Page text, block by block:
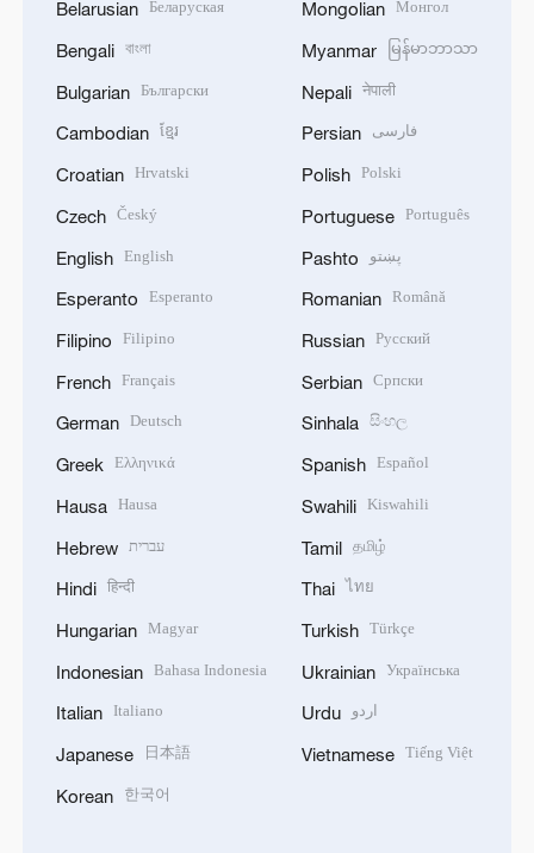
Belarusian Беларуская
Bengali বাংলা
Bulgarian Български
Cambodian ខ្មែរ
Croatian Hrvatski
Czech Český
English English
Esperanto Esperanto
Filipino Filipino
French Français
German Deutsch
Greek Ελληνικά
Hausa Hausa
Hebrew עברית
Hindi हिन्दी
Hungarian Magyar
Indonesian Bahasa Indonesia
Italian Italiano
Japanese 日本語
Korean 한국어
Mongolian Монгол
Myanmar မြန်မာဘာသာ
Nepali नेपाली
Persian فارسی
Polish Polski
Portuguese Português
Pashto پښتو
Romanian Română
Russian Русский
Serbian Српски
Sinhala සිංහල
Spanish Español
Swahili Kiswahili
Tamil தமிழ்
Thai ไทย
Turkish Türkçe
Ukrainian Українська
Urdu اردو
Vietnamese Tiếng Việt